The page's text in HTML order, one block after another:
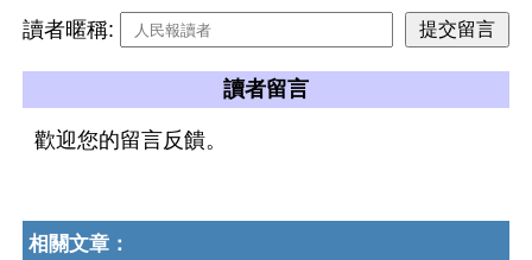
讀者暱稱:
讀者留言
歡迎您的留言反饋。
相關文章：